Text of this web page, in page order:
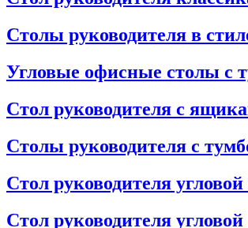
Столы руководителя в
Угловые офисные столы с
Стол руководителя с
Столы руководителя с
Стол руководителя
Стол руководителя угловой